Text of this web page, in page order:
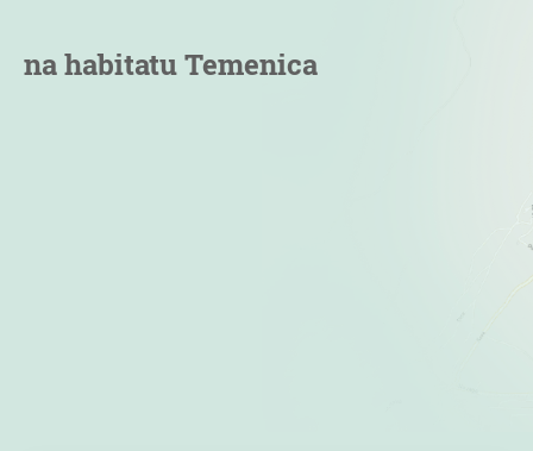
na habitatu Temenica